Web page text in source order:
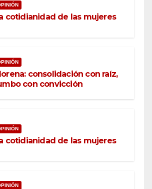
cotidianidad de las mujeres
consolidación con raíz,
con convicción
cotidianidad de las mujeres